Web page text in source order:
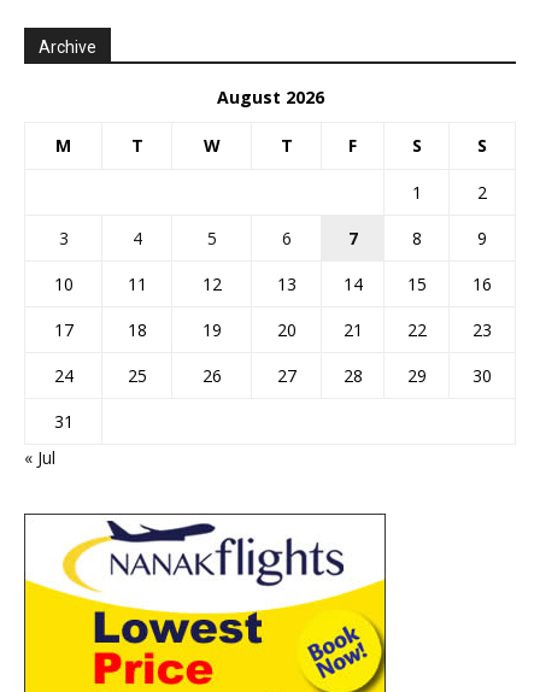
Archive
August 2026
M T W T F S S
1
2
3
4 5 6 7 8
9
10
11 12 13 14 15
16
17
18 19 20 21 22
23
24
25 26 27 28 29
30
31
« Jul